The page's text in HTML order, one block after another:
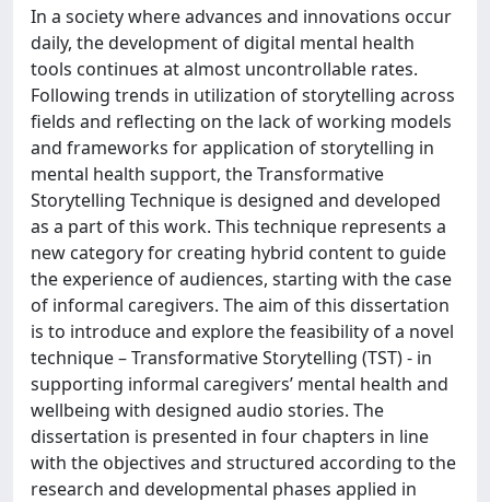
In a society where advances and innovations occur
daily, the development of digital mental health
tools continues at almost uncontrollable rates.
Following trends in utilization of storytelling across
fields and reflecting on the lack of working models
and frameworks for application of storytelling in
mental health support, the Transformative
Storytelling Technique is designed and developed
as a part of this work. This technique represents a
new category for creating hybrid content to guide
the experience of audiences, starting with the case
of informal caregivers. The aim of this dissertation
is to introduce and explore the feasibility of a novel
technique – Transformative Storytelling (TST) - in
supporting informal caregivers’ mental health and
wellbeing with designed audio stories. The
dissertation is presented in four chapters in line
with the objectives and structured according to the
research and developmental phases applied in